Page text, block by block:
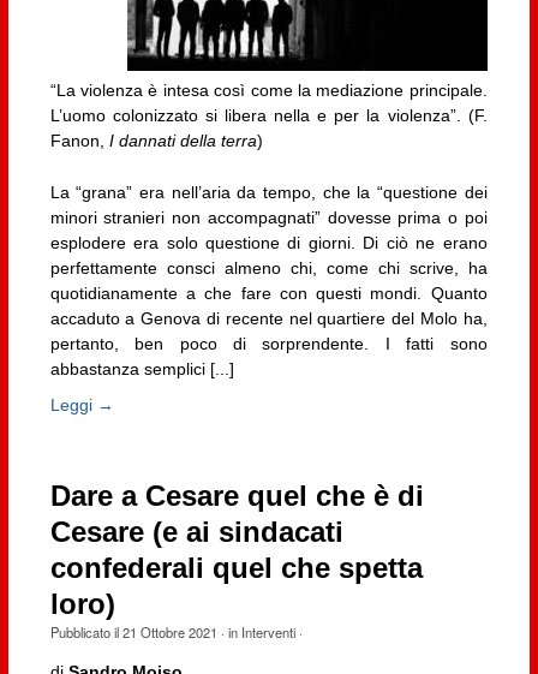
“La violenza è intesa così come la mediazione principale.
L’uomo colonizzato si libera nella e per la violenza”. (F.
Fanon, I dannati della terra)
La “grana” era nell’aria da tempo, che la “questione dei
minori stranieri non accompagnati” dovesse prima o poi
esplodere era solo questione di giorni. Di ciò ne erano
perfettamente consci almeno chi, come chi scrive, ha
quotidianamente a che fare con questi mondi. Quanto
accaduto a Genova di recente nel quartiere del Molo ha,
pertanto, ben poco di sorprendente. I fatti sono
abbastanza semplici [...]
Leggi →
Dare a Cesare quel che è di
Cesare (e ai sindacati
confederali quel che spetta
loro)
Pubblicato il21 Ottobre 2021 · in Interventi·